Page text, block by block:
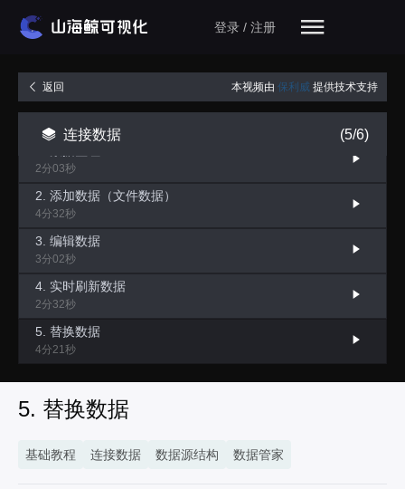
登录 / 注册
返回 本视频由 保利威 提供技术支持
连接数据 (5/6)
2分03秒
2. 添加数据（文件数据）
4分32秒
3. 编辑数据
3分02秒
4. 实时刷新数据
2分32秒
5. 替换数据
4分21秒
5. 替换数据
基础教程 连接数据 数据源结构 数据管家